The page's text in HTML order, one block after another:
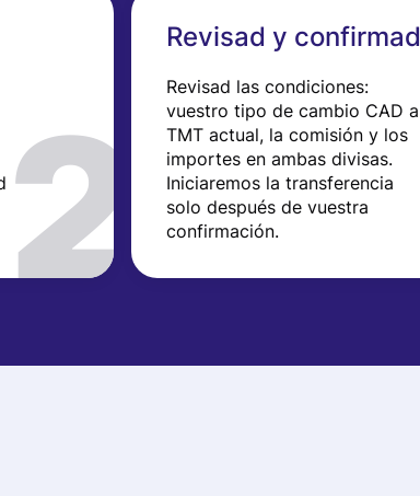
Revisad y confirmad
Revisad las condiciones:
vuestro tipo de cambio CAD a
TMT actual, la comisión y los
importes en ambas divisas.
Iniciaremos la transferencia
solo después de vuestra
confirmación.